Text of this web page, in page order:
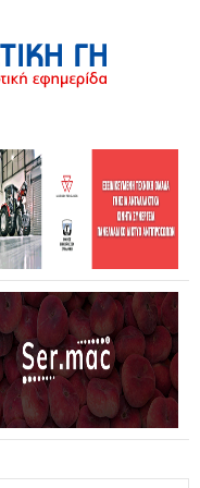
όλη η χώρα απέναντι